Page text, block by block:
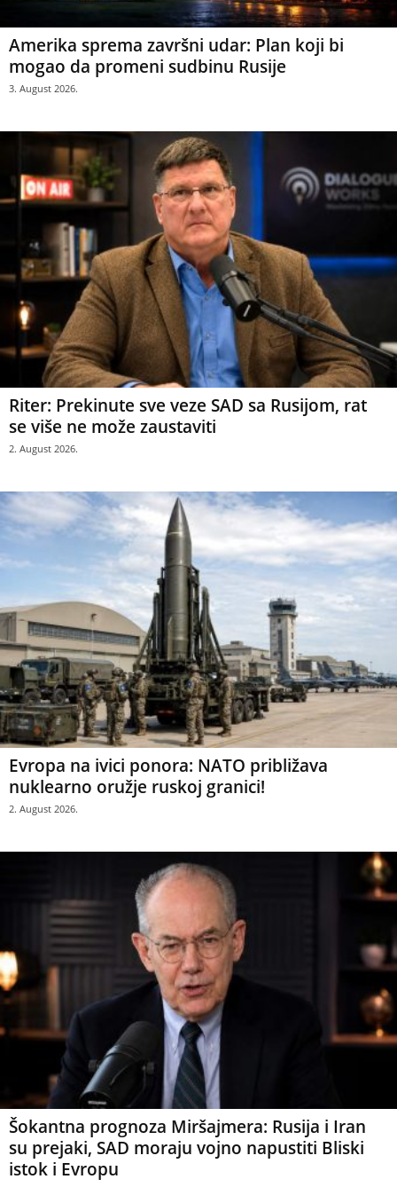
Amerika sprema završni udar: Plan koji bi
mogao da promeni sudbinu Rusije
3. August 2026.
Riter: Prekinute sve veze SAD sa Rusijom, rat
se više ne može zaustaviti
2. August 2026.
Evropa na ivici ponora: NATO približava
nuklearno oružje ruskoj granici!
2. August 2026.
Šokantna prognoza Miršajmera: Rusija i Iran
su prejaki, SAD moraju vojno napustiti Bliski
istok i Evropu